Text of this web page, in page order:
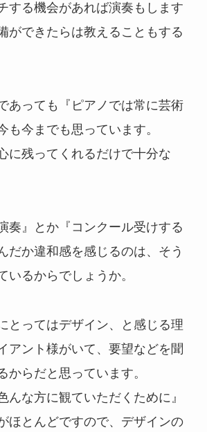
する機会があれば演奏もします
ができたらは教えることもする
あっても『ピアノでは常に芸術
も今までも思っています。
に残ってくれるだけで十分な
奏』とか『コンクール受けする
だか違和感を感じるのは、そう
いるからでしょうか。
とってはデザイン、と感じる理
アント様がいて、要望などを聞
からだと思っています。
んな方に観ていただくために』
ほとんどですので、デザインの